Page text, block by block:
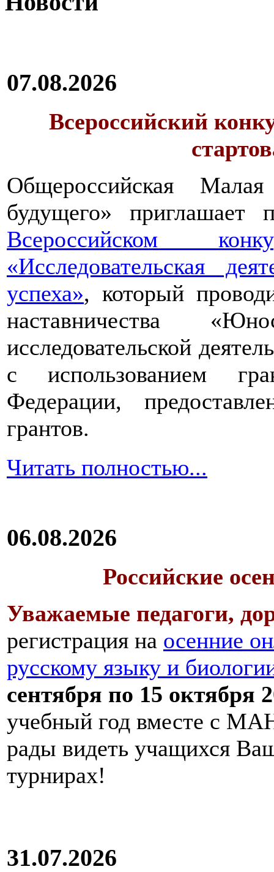
07.08.2026
Всероссийский
Общероссийская
будущего» приглашает
Всероссийском
«Исследовательская
успеха», который
наставничества
исследовательской
с использованием
Федерации,
грантов.
Читать полностью...
06.08.2026
Российские
Уважаемые педагоги,
регистрация на осенние
русскому языку и
сентября по 15 октября
учебный год вместе с
рады видеть учащихся
турнирах!
31.07.2026